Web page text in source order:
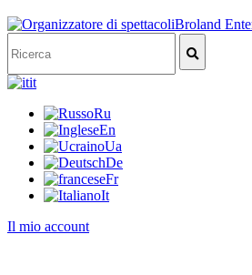
it
Ru
En
Ua
De
Fr
It
Il mio account